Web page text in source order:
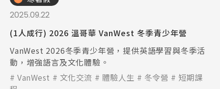
2025.09.22
(1人成行) 2026 溫哥華 VanWest 冬季青少年營
VanWest 2026冬季青少年營，提供英語學習與冬季活
動，增強語言及文化體驗。
VanWest
文化交流 體驗人生 冬令營
短期課